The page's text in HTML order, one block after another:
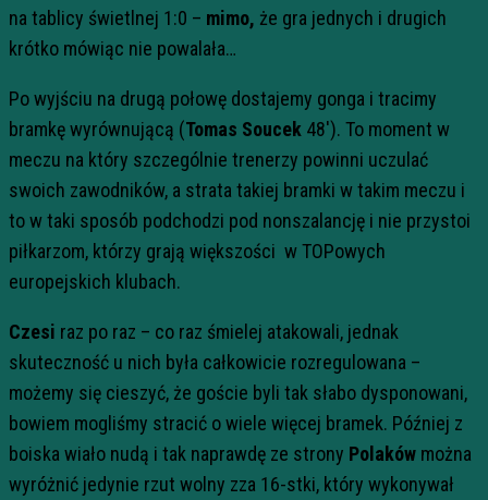
na tablicy świetlnej 1:0 – mimo, że gra jednych i drugich
krótko mówiąc nie powalała…
Po wyjściu na drugą połowę dostajemy gonga i tracimy
bramkę wyrównującą (Tomas Soucek 48′). To moment w
meczu na który szczególnie trenerzy powinni uczulać
swoich zawodników, a strata takiej bramki w takim meczu i
to w taki sposób podchodzi pod nonszalancję i nie przystoi
piłkarzom, którzy grają większości w TOPowych
europejskich klubach.
Czesi raz po raz – co raz śmielej atakowali, jednak
skuteczność u nich była całkowicie rozregulowana –
możemy się cieszyć, że goście byli tak słabo dysponowani,
bowiem mogliśmy stracić o wiele więcej bramek. Później z
boiska wiało nudą i tak naprawdę ze strony Polaków można
wyróżnić jedynie rzut wolny zza 16-stki, który wykonywał